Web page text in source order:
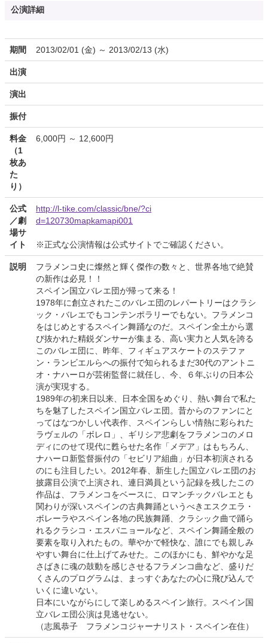
公演詳細
期間 2013/02/01 (金) ～ 2013/02/13 (水)
出演
演出
振付
料金
（1
枚あ
た
り）
6,000円 ～ 12,600円
公式
／劇
場サ
イト
http://l-tike.com/classic/bne/?ci
d=120730mapkamapi001
※正式な公演情報は公式サイトでご確認ください。
説明
フラメンコ史に燦然と輝く傑作の数々と、世界各地で絶賛
の新作は必見！！
スペイン国立バレエ団が帰って来る！
1978年に創立されたこのバレエ団のレパートリーはクラシ
ック・バレエでもコンテンポラリーでもない。フラメンコ
をはじめとするスペイン舞踊なのだ。スペイン全土から選
び抜かれた精鋭ダンサーが集まる、高い実力と人気を誇る
このバレエ団に、昨年、フィギュアスケートのステファ
ン・ランビエルらへの振付で知られるまだ30代のアントニ
オ・ナハーロが芸術監督に就任し、今、６年ぶりの日本公
演が実現する。
1989年の初来日以来、日本全国をめぐり、熱い舞台で私た
ちを魅了したスペイン国立バレエ団。昔からのファンにと
ってはなつかしい代表作、スペインらしい情熱に彩られた
ラヴェルの「ボレロ」、ギリシア悲劇をフラメンコのメロ
ディにのせて現代に甦らせた名作「メデア」はもちろん、
ナハーロ新監督振付の「セビリア組曲」が日本初演される
のにも注目したい。2012年春、新生した国立バレエ団のお
披露目公演で上演され、連日満員という記録を残したこの
作品は、フラメンコをベースに、ロマンチックバレエとも
関わりが深いスペインの古典舞踊というべきエスクエラ・
ボレーラやスペイン各地の民族舞踊、クラシック曲で踊ら
れるクラシコ・エスパニョールなど、スペイン舞踊全般の
要素を取り入れたもの。華やかで軽快な、誰にでも親しみ
やすい舞台に仕上げてみせた。このほかにも、鮮やかな足
さばきに魂の鼓動を感じさせるフラメンコ曲など、盛りだ
くさんのプログラムは、まっすぐあなたの心に飛び込んで
いくに違いない。
日本にいながらにして楽しめるスペイン旅行。スペイン国
立バレエ団公演は見逃せない。
（志風恭子 フラメンコジャーナリスト・スペイン在住）